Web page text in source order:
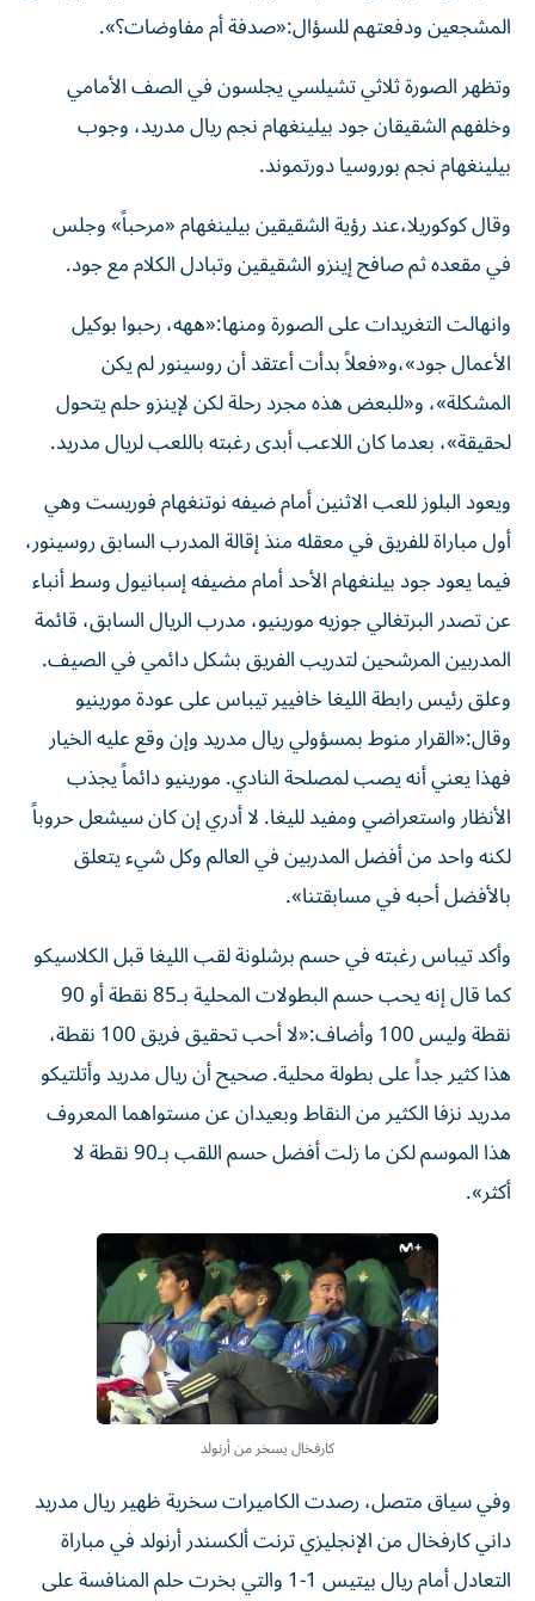
المشجعين ودفعتهم للسؤال:«صدفة أم مفاوضات؟».
وتظهر الصورة ثلاثي تشيلسي يجلسون في الصف الأمامي
وخلفهم الشقيقان جود بيلينغهام نجم ريال مدريد، وجوب
بيلينغهام نجم بوروسيا دورتموند.
وقال كوكوريلا،عند رؤية الشقيقين بيلينغهام «مرحباً» وجلس
في مقعده ثم صافح إينزو الشقيقين وتبادل الكلام مع جود.
وانهالت التغريدات على الصورة ومنها:«ههه، رحبوا بوكيل
الأعمال جود»،و«فعلاً بدأت أعتقد أن روسينور لم يكن
المشكلة»، و«للبعض هذه مجرد رحلة لكن لإينزو حلم يتحول
لحقيقة»، بعدما كان اللاعب أبدى رغبته باللعب لريال مدريد.
ويعود البلوز للعب الاثنين أمام ضيفه نوتنغهام فوريست وهي
أول مباراة للفريق في معقله منذ إقالة المدرب السابق روسينور،
فيما يعود جود بيلنغهام الأحد أمام مضيفه إسبانيول وسط أنباء
عن تصدر البرتغالي جوزيه مورينيو، مدرب الريال السابق، قائمة
المدربين المرشحين لتدريب الفريق بشكل دائمي في الصيف.
وعلق رئيس رابطة الليغا خافيير تيباس على عودة مورينيو
وقال:«القرار منوط بمسؤولي ريال مدريد وإن وقع عليه الخيار
فهذا يعني أنه يصب لمصلحة النادي. مورينيو دائماً يجذب
الأنظار واستعراضي ومفيد لليغا. لا أدري إن كان سيشعل حروباً
لكنه واحد من أفضل المدربين في العالم وكل شيء يتعلق
بالأفضل أحبه في مسابقتنا».
وأكد تيباس رغبته في حسم برشلونة لقب الليغا قبل الكلاسيكو
كما قال إنه يحب حسم البطولات المحلية بـ85 نقطة أو 90
نقطة وليس 100 وأضاف:«لا أحب تحقيق فريق 100 نقطة،
هذا كثير جداً على بطولة محلية. صحيح أن ريال مدريد وأتلتيكو
مدريد نزفا الكثير من النقاط وبعيدان عن مستواهما المعروف
هذا الموسم لكن ما زلت أفضل حسم اللقب بـ90 نقطة لا
أكثر».
كارفخال يسخر من أرنولد
وفي سياق متصل، رصدت الكاميرات سخرية ظهير ريال مدريد
داني كارفخال من الإنجليزي ترنت ألكسندر أرنولد في مباراة
التعادل أمام ريال بيتيس 1-1 والتي بخرت حلم المنافسة على